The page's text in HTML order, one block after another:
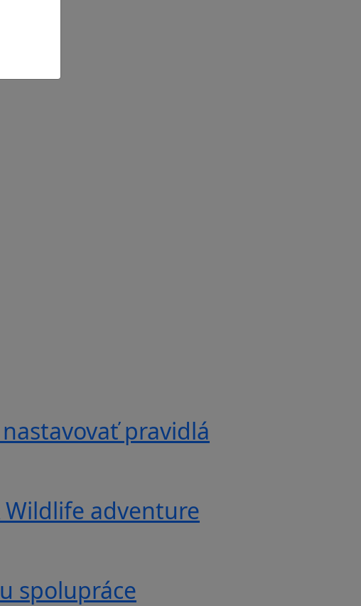
pravidlá
Wildlife adventure
spolupráce